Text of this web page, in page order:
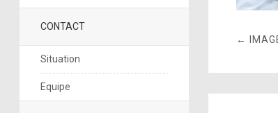
CONTACT
Situation
Equipe
←